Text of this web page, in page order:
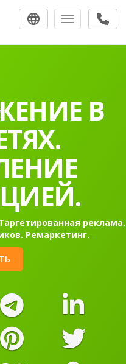
Toggle
В
10 на первую страницу
Google Ads.